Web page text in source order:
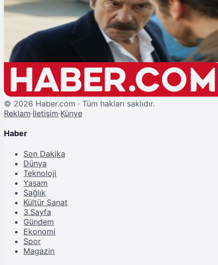
Deha’da Akıl Oyunları: Devran ile İskender, Karga'ya Karşı!
© 2026 Haber.com · Tüm hakları saklıdır.
Reklam·İletişim·Künye
Haber
Son Dakika
Dünya
Teknoloji
Yaşam
Sağlık
Kültür Sanat
3.Sayfa
Gündem
Ekonomi
Spor
Magazin